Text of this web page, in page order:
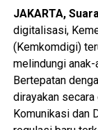
JAKARTA,
digitalisasi,
(Kemkomdigi)
melindungi
Bertepatan
dirayakan
Komunikasi dan